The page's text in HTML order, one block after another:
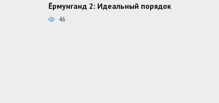
Ёрмунганд 2: Идеальный порядок
46